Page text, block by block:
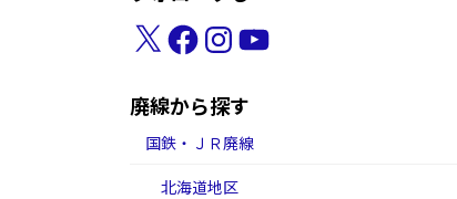
X Facebook
InstagramYouTube
廃線から探す
国鉄・ＪＲ廃線
北海道地区